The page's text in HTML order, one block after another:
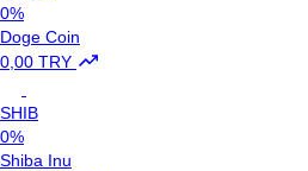
0%
Doge Coin
0,00 TRY
SHIB
0%
Shiba Inu